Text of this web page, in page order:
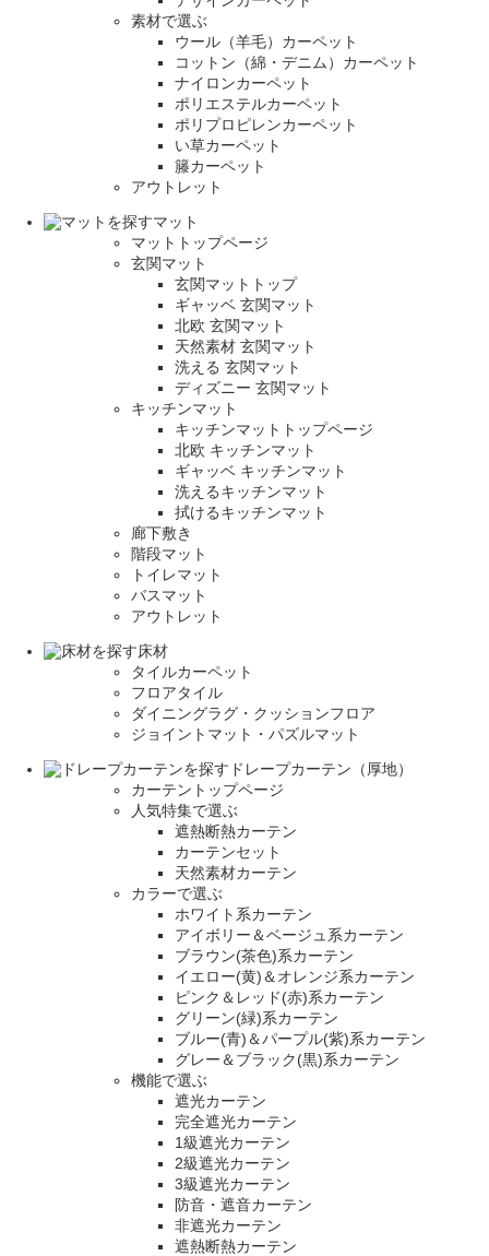
素材で選ぶ
ウール（羊毛）カーペット
コットン（綿・デニム）カーペット
ナイロンカーペット
ポリエステルカーペット
ポリプロピレンカーペット
い草カーペット
籐カーペット
アウトレット
マット
マットトップページ
玄関マット
玄関マットトップ
ギャッベ 玄関マット
北欧 玄関マット
天然素材 玄関マット
洗える 玄関マット
ディズニー 玄関マット
キッチンマット
キッチンマットトップページ
北欧 キッチンマット
ギャッベ キッチンマット
洗えるキッチンマット
拭けるキッチンマット
廊下敷き
階段マット
トイレマット
バスマット
アウトレット
床材
タイルカーペット
フロアタイル
ダイニングラグ・クッションフロア
ジョイントマット・パズルマット
ドレープカーテン（厚地）
カーテントップページ
人気特集で選ぶ
遮熱断熱カーテン
カーテンセット
天然素材カーテン
カラーで選ぶ
ホワイト系カーテン
アイボリー＆ベージュ系カーテン
ブラウン(茶色)系カーテン
イエロー(黄)＆オレンジ系カーテン
ピンク＆レッド(赤)系カーテン
グリーン(緑)系カーテン
ブルー(青)＆パープル(紫)系カーテン
グレー＆ブラック(黒)系カーテン
機能で選ぶ
遮光カーテン
完全遮光カーテン
1級遮光カーテン
2級遮光カーテン
3級遮光カーテン
防音・遮音カーテン
非遮光カーテン
遮熱断熱カーテン